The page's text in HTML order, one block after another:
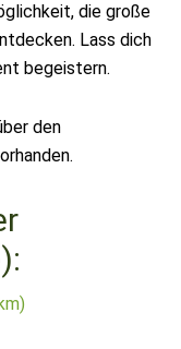
die große
Lass dich
begeistern.
den